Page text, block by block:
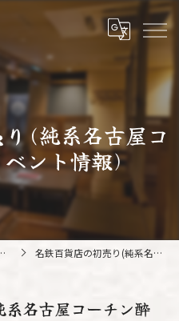
(純系名古屋コ
ント情報)
名鉄百貨店の初売り(純系名古屋コーチン酔人イベント情報)
名古屋コーチン酔